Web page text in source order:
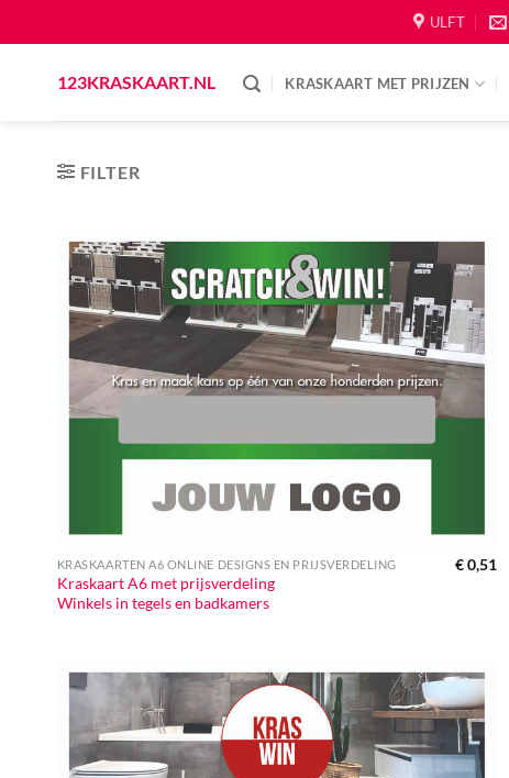
to
ULFT
123KRASKAART.NL KRASKAART MET PRIJZEN
FILTER
KRASKAARTEN A6 ONLINE DESIGNS EN PRIJSVERDELING
Kraskaart A6 met prijsverdeling
Winkels in tegels en badkamers
€0,51